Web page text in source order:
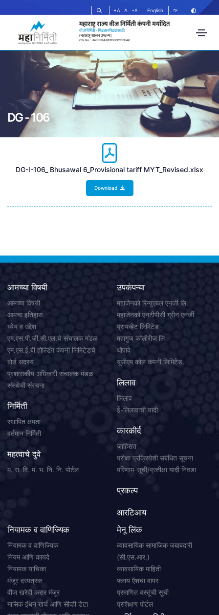
+A A -A English
DG - 106
DG-I-106_ Bhusawal 6_Provisional tariff MYT_Revised.xlsx
Download
आमच्या विषयी
आमच्या विषयी
आमचा इतिहास
ध्येय व उद्देश
एम.एस.पी.जी.सी.एल.चे संचालक मंडळ
एम.एस.ई.बी होल्डिंग कंपनी लिमिटेडचे
बोर्ड सदस्य
प्रशासकीय अधिकारी संचालक मंडळ
संस्थेची संरचना
निर्मिती
स्थापित क्षमता
वर्तमान निर्मिती
महत्वाचे दुवे
म. रा. वि. मं. भ. नि. नि. पोर्टल
उपकंपन्या
महाजेनको रिन्युएबल एनर्जी लि.
महाजेनको एनटीपीसी ग्रीन एनर्जी
प्रायव्हेट लिमिटेड
महागुज कॉलीरीज लि
धोपावे
यूसीएम कोल कंपनी लिमिटेड.
लिलाव
लिलाव
ई-लिलावाची यादी
कारकीर्द
जाहिरात
परीक्षा प्रक्रियेशी संबंधित सूचना
परिणाम-सूची/प्रतीक्षा यादी निवडा
प्रकल्प
आरटिआय
नियामक व वाणिज्यिक
नियामक व वाणिज्यिक
नियम आणि कायदे
नियामक याचिका
मंजूर दरपत्रक
वीज खरेदी करार मंजूर
मासिक इंधन खर्च आणि सीव्ही डेटा
मेनू लिंक
व्यावसायिक सामाजिक जबाबदारी
(सी.एस.आर.)
व्यावसायिक माहिती
फ्लाय ऍशचा वापर
प्रमाणित वस्तूंची सूची
प्रशिक्षण पोर्टल